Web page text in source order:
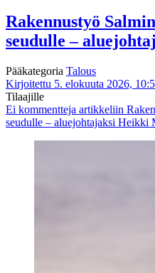
Rakennustyö
seudulle –
Pääkategoria Talous
Kirjoitettu 5. elokuuta 2026,
Tilaajille
Ei kommentteja artikkeliin
seudulle – aluejohtajaksi Heikki